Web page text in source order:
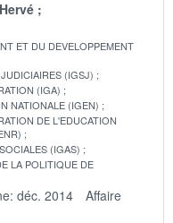
ET DU DEVELOPPEMENT
(IGSJ)
(IGA)
NATIONALE (IGEN)
DE L'EDUCATION
(IGAS)
LA POLITIQUE DE
déc. 2014
Affaire